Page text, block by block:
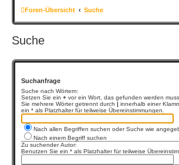
Foren-Übersicht Suche
Suche
Suchanfrage
Suche nach Wörtern:
Setzen Sie ein + vor ein Wort, das gefunden werden
Sie mehrere Wörter getrennt durch | innerhalb einer
ein * als Platzhalter für teilweise Übereinstimmungen.
Nach allen Begriffen suchen oder Suche wie
Nach einem Begriff suchen
Zu suchender Autor:
Benutzen Sie ein * als Platzhalter für teilweise